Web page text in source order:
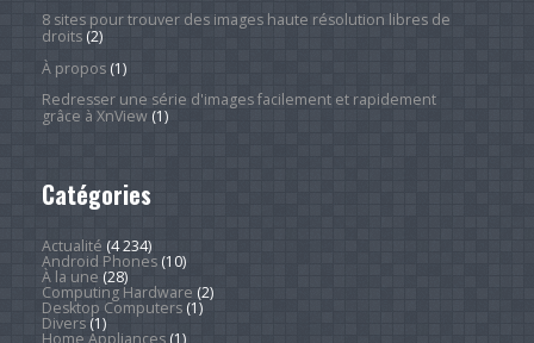
8 sites pour trouver des images haute résolution libres de
droits(2)
À propos(1)
Redresser une série d'images facilement et rapidement
grâce à XnView(1)
Catégories
Actualité (4 234)
Android Phones(10)
À la une (28)
Computing Hardware (2)
Desktop Computers(1)
Divers(1)
Home Appliances(1)